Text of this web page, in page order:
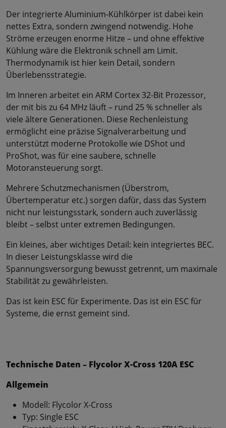
Der integrierte Aluminium-Kühlkörper ist dabei kein
nettes Extra, sondern zwingend notwendig. Hohe
Ströme erzeugen enorme Hitze – und ohne effektive
Kühlung wäre die Elektronik schnell am Limit.
Thermodynamik ist hier kein Detail, sondern
Überlebensstrategie.
Im Inneren arbeitet ein ARM Cortex 32-Bit Prozessor,
der mit bis zu 64 MHz läuft – rund 25 % schneller als
viele ältere Generationen. Diese Rechenleistung
ermöglicht eine präzise Signalverarbeitung und
unterstützt moderne Protokolle wie DShot und
ProShot, was für eine saubere, schnelle
Motoransteuerung sorgt.
Mehrere Schutzmechanismen (Überstrom,
Übertemperatur etc.) sorgen dafür, dass das System
nicht nur leistungsstark, sondern auch zuverlässig
bleibt – selbst unter extremen Bedingungen.
Ein kleines, aber wichtiges Detail: kein integriertes BEC.
In dieser Leistungsklasse wird die
Spannungsversorgung bewusst getrennt, um maximale
Stabilität zu gewährleisten.
Das ist kein ESC für Experimente. Das ist ein ESC für
Systeme, die ernst gemeint sind.
Technische Daten – Flycolor X-Cross 120A ESC
Allgemein
Modell: Flycolor X-Cross
Typ: Single ESC